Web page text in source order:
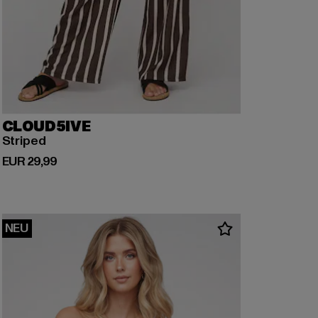
CLOUD5IVE
Striped
EUR 29,99
Derzeitiger Preis: EUR 29,99
NEU